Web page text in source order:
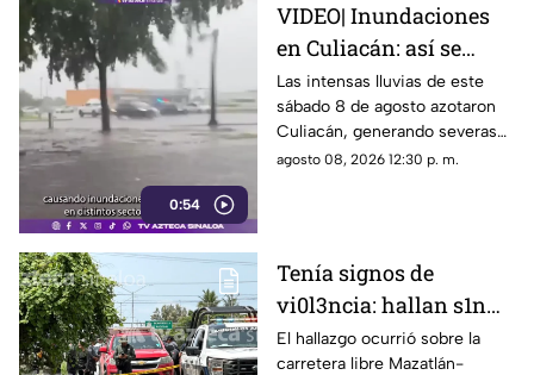
0:54
VIDEO| Inundaciones
en Culiacán: así se
encuentran las calles
tras las lluvias de hoy,
sábado 8 de agosto
Las intensas lluvias de este
sábado 8 de agosto azotaron
Culiacán, generando severas
inundaciones en diversos
agosto 08, 2026 12:30 p. m.
Tenía signos de
vi0l3ncia: hallan s1n
v1da a un hombre en El
Venadillo, en Mazatlán
El hallazgo ocurrió sobre la
carretera libre Mazatlán-